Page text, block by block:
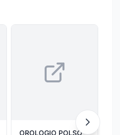
OROLOGIO POLSO